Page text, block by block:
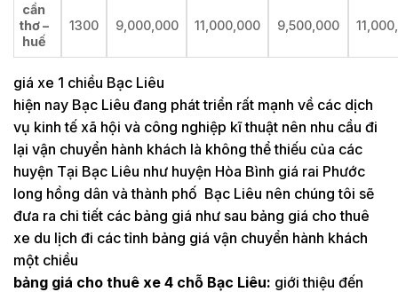
cần
thơ –
huế
1300 9,000,000 11,000,000 9,500,000
giá xe 1 chiều Bạc Liêu
hiện nay Bạc Liêu đang phát triển rất mạnh về các dịch
vụ kinh tế xã hội và công nghiệp kĩ thuật nên nhu cầu đi
lại vận chuyển hành khách là không thể thiếu của các
huyện Tại Bạc Liêu như huyện Hòa Bình giá rai Phước
long hồng dân và thành phố Bạc Liêu nên chúng tôi sẽ
đưa ra chi tiết các bảng giá như sau bảng giá cho thuê
xe du lịch đi các tỉnh bảng giá vận chuyển hành khách
một chiều
bảng giá cho thuê xe 4 chỗ Bạc Liêu: giới thiệu đến